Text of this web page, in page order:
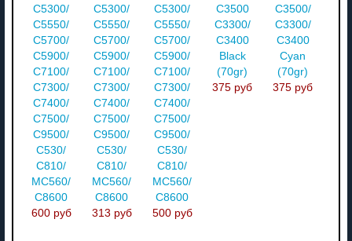
C5300/
C5550/
C5700/
C5900/
C7100/
C7300/
C7400/
C7500/
C9500/
C530/
C810/
MC560/
C8600
600 руб
C5300/
C5550/
C5700/
C5900/
C7100/
C7300/
C7400/
C7500/
C9500/
C530/
C810/
MC560/
C8600
313 руб
C5300/
C5550/
C5700/
C5900/
C7100/
C7300/
C7400/
C7500/
C9500/
C530/
C810/
MC560/
C8600
500 руб
C3500
C3300/
C3400
Black
(70gr)
375 руб
C3500/
C3300/
C3400
Cyan
(70gr)
375 руб